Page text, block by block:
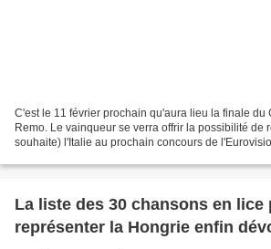
C'est le 11 février prochain qu'aura lieu la finale du
Remo. Le vainqueur se verra offrir la possibilité de
souhaite) l'Italie au prochain concours de
La liste des 30 chansons en lice
représenter la Hongrie enfin